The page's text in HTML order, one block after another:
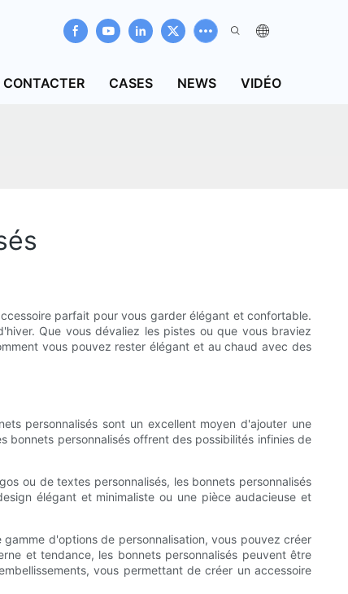
CONTACTER CASES NEWS VIDÉO
parfait pour vous garder élégant et confortable.
Que vous dévaliez les pistes ou que vous braviez
vous pouvez rester élégant et au chaud avec des
personnalisés sont un excellent moyen d'ajouter une
bonnets personnalisés offrent des possibilités infinies de
ou de textes personnalisés, les bonnets personnalisés
élégant et minimaliste ou une pièce audacieuse et
d'options de personnalisation, vous pouvez créer
et tendance, les bonnets personnalisés peuvent être
vous permettant de créer un accessoire